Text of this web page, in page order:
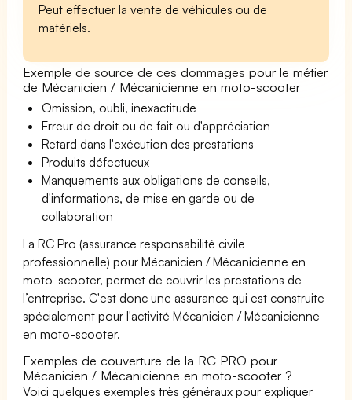
Peut effectuer la vente de véhicules ou de
matériels.
Exemple de source de ces dommages pour le métier
de Mécanicien / Mécanicienne en moto-scooter
Omission, oubli, inexactitude
Erreur de droit ou de fait ou d'appréciation
Retard dans l'exécution des prestations
Produits défectueux
Manquements aux obligations de conseils,
d'informations, de mise en garde ou de
collaboration
La RC Pro (assurance responsabilité civile
professionnelle) pour Mécanicien / Mécanicienne en
moto-scooter, permet de couvrir les prestations de
l’entreprise. C'est donc une assurance qui est construite
spécialement pour l'activité Mécanicien / Mécanicienne
en moto-scooter.
Exemples de couverture de la RC PRO pour
Mécanicien / Mécanicienne en moto-scooter ?
Voici quelques exemples très généraux pour expliquer